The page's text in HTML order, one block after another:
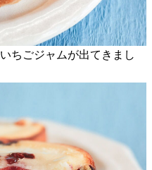
ちごジャムが出てきまし